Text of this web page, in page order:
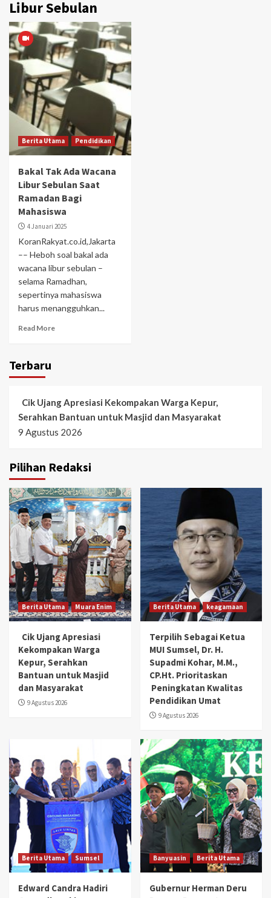
Libur Sebulan
Berita Utama Pendidikan
Bakal Tak Ada Wacana
Libur Sebulan Saat
Ramadan Bagi
Mahasiswa
4 Januari 2025
KoranRakyat.co.id,Jakarta
–– Heboh soal bakal ada
wacana libur sebulan –
selama Ramadhan,
sepertinya mahasiswa
harus menangguhkan...
Read More
Terbaru
Cik Ujang Apresiasi Kekompakan Warga Kepur,
Serahkan Bantuan untuk Masjid dan Masyarakat
9 Agustus 2026
Pilihan Redaksi
Berita Utama Muara Enim
Cik Ujang Apresiasi
Kekompakan Warga
Kepur, Serahkan
Bantuan untuk Masjid
dan Masyarakat
9 Agustus 2026
Berita Utama keagamaan
Terpilih Sebagai Ketua
MUI Sumsel, Dr. H.
Supadmi Kohar, M.M.,
CP.Ht. Prioritaskan
Peningkatan Kwalitas
Pendidikan Umat
9 Agustus 2026
Berita Utama Sumsel
Edward Candra Hadiri
Banyuasin Berita Utama
Gubernur Herman Deru